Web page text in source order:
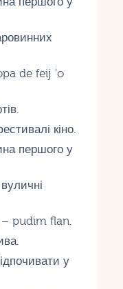
de feij 'o
кіно.
першого у
– pudim flan.
у